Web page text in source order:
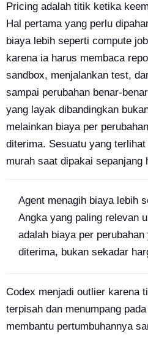
Pricing adalah titik ketika
Hal pertama yang perlu
biaya lebih seperti compute
karena ia harus membaca
sandbox, menjalankan test,
sampai perubahan benar-
yang layak dibandingkan
melainkan biaya per
diterima. Sesuatu yang
murah saat dipakai sepanjang
Agent menagih biaya lebih
Angka yang paling relevan
adalah biaya per
diterima, bukan sekadar
Codex menjadi outlier karena
terpisah dan menumpang
membantu pertumbuhannya